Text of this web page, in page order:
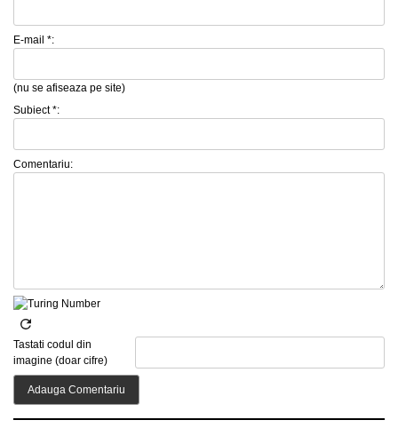
E-mail *:
(nu se afiseaza pe site)
Subiect *:
Comentariu:
Tastati codul din
imagine (doar cifre)